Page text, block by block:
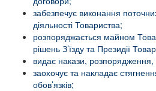
забезпечує виконання
діяльності Товариства;
розпоряджається майном
рішень З’їзду та Президії
видає накази, розпорядження,
заохочує та накладає
обов’язків;